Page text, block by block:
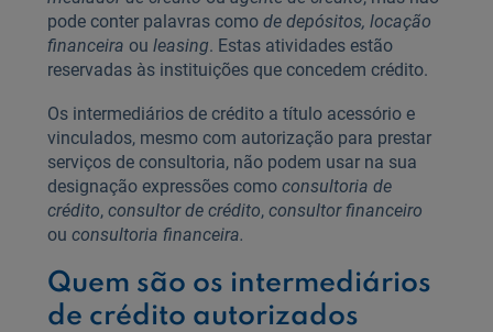
pode conter palavras como de depósitos, locação
financeira ou leasing. Estas atividades estão
reservadas às instituições que concedem crédito.
Os intermediários de crédito a título acessório e
vinculados, mesmo com autorização para prestar
serviços de consultoria, não podem usar na sua
designação expressões como consultoria de
crédito, consultor de crédito, consultor financeiro
ou consultoria financeira.
Quem são os intermediários
de crédito autorizados